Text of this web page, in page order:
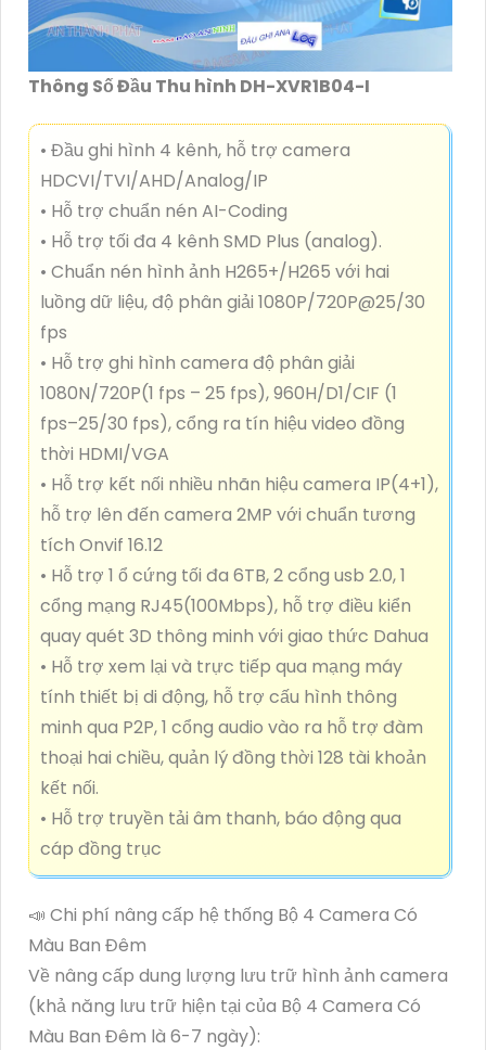
Thông Số Đầu Thu hình DH-XVR1B04-I
• Đầu ghi hình 4 kênh, hỗ trợ camera
HDCVI/TVI/AHD/Analog/IP
• Hỗ trợ chuẩn nén AI-Coding
• Hỗ trợ tối đa 4 kênh SMD Plus (analog).
• Chuẩn nén hình ảnh H265+/H265 với hai
luồng dữ liệu, độ phân giải 1080P/720P@25/30
fps
• Hỗ trợ ghi hình camera độ phân giải
1080N/720P(1 fps – 25 fps), 960H/D1/CIF (1
fps–25/30 fps), cổng ra tín hiệu video đồng
thời HDMI/VGA
• Hỗ trợ kết nối nhiều nhãn hiệu camera IP(4+1),
hỗ trợ lên đến camera 2MP với chuẩn tương
tích Onvif 16.12
• Hỗ trợ 1 ổ cứng tối đa 6TB, 2 cổng usb 2.0, 1
cổng mạng RJ45(100Mbps), hỗ trợ điều kiển
quay quét 3D thông minh với giao thức Dahua
• Hỗ trợ xem lại và trực tiếp qua mạng máy
tính thiết bị di động, hỗ trợ cấu hình thông
minh qua P2P, 1 cổng audio vào ra hỗ trợ đàm
thoại hai chiều, quản lý đồng thời 128 tài khoản
kết nối.
• Hỗ trợ truyền tải âm thanh, báo động qua
cáp đồng trục
📣 Chi phí nâng cấp hệ thống Bộ 4 Camera Có
Màu Ban Đêm
Về nâng cấp dung lượng lưu trữ hình ảnh camera
(khả năng lưu trữ hiện tại của Bộ 4 Camera Có
Màu Ban Đêm là 6-7 ngày):